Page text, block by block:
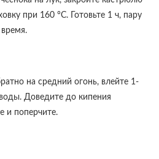
при 160 °С. Готовьте 1 ч, пару
на средний огонь, влейте 1-
Доведите до кипения
и поперчите.